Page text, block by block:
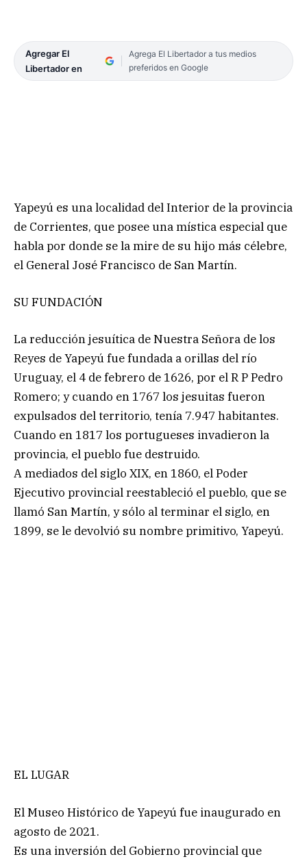
Agregar El
Libertador en
Agrega El Libertador a tus medios
preferidos en Google
Yapeyú es una localidad del Interior de la provincia
de Corrientes, que posee una mística especial que
habla por donde se la mire de su hijo más célebre,
el General José Francisco de San Martín.
SU FUNDACIÓN
La reducción jesuítica de Nuestra Señora de los
Reyes de Yapeyú fue fundada a orillas del río
Uruguay, el 4 de febrero de 1626, por el R P Pedro
Romero; y cuando en 1767 los jesuitas fueron
expulsados del territorio, tenía 7.947 habitantes.
Cuando en 1817 los portugueses invadieron la
provincia, el pueblo fue destruido.
A mediados del siglo XIX, en 1860, el Poder
Ejecutivo provincial reestableció el pueblo, que se
llamó San Martín, y sólo al terminar el siglo, en
1899, se le devolvió su nombre primitivo, Yapeyú.
EL LUGAR
El Museo Histórico de Yapeyú fue inaugurado en
agosto de 2021.
Es una inversión del Gobierno provincial que